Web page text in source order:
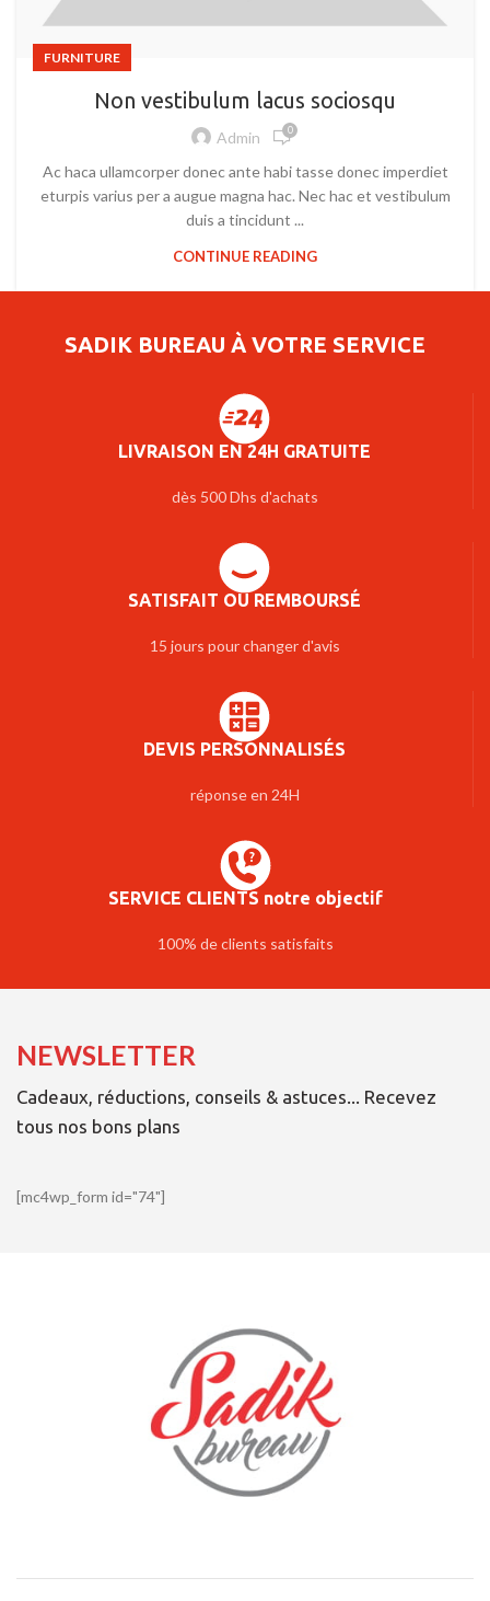
FURNITURE
Non vestibulum lacus sociosqu
Admin 0
Ac haca ullamcorper donec ante habi tasse donec imperdiet
eturpis varius per a augue magna hac. Nec hac et vestibulum
duis a tincidunt ...
CONTINUE READING
SADIK BUREAU À VOTRE SERVICE
LIVRAISON EN 24H GRATUITE
dès 500 Dhs d'achats
SATISFAIT OU REMBOURSÉ
15 jours pour changer d'avis
DEVIS PERSONNALISÉS
réponse en 24H
SERVICE CLIENTS notre objectif
100% de clients satisfaits
NEWSLETTER
Cadeaux, réductions, conseils & astuces... Recevez
tous nos bons plans
[mc4wp_form id="74"]